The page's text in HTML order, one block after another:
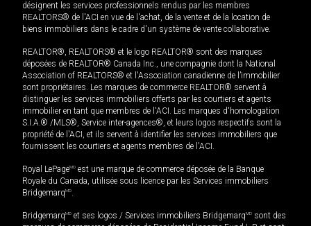
désignent les services professionnels rendus par les membres
REALTORS® de l'ACI en vue de l'achat, de la vente et de la location de
biens immobiliers dans le cadre d'un système de vente collaborative.
REALTOR®, REALTORS® et le logo REALTOR® sont des marques
déposées de REALTOR® Canada Inc., une compagnie dont la National
Association of REALTORS® et l'Association canadienne de l’immobilier
sont propriétaires. Les marques de commerce REALTOR® servent à
distinguer les services immobiliers offerts par les courtiers et agents
immobilier en tant que membres de l'ACI. Les marques d'homologation
S.I.A.® /MLS®, Service inter-agences®, et leurs logos respectifs sont la
propriété de l'ACI, et ils servent à identifier les services immobiliers que
fournissent les courtiers et agents membres de l'ACI.
Royal LePageMD est une marque de commerce déposée de la Banque
Royale du Canada, utilisée sous licence par les Services immobiliers
BridgemarqMD.
BridgemarqMD et ses logos / Services immobiliers BridgemarqMD sont des